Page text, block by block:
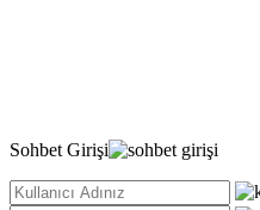
Sohbet Girişi